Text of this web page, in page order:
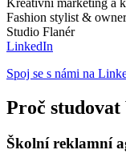
Kreativní marketing a
Fashion stylist & owner
Studio Flanér
LinkedIn
Spoj se s námi na
Proč
Školní reklamní